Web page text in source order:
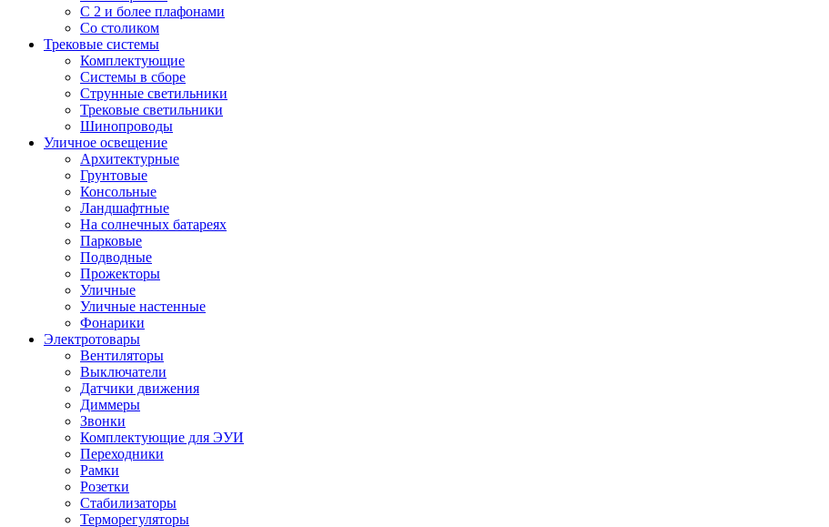
С 2 и более плафонами
Со столиком
Трековые системы
Комплектующие
Системы в сборе
Струнные светильники
Трековые светильники
Шинопроводы
Уличное освещение
Архитектурные
Грунтовые
Консольные
Ландшафтные
На солнечных батареях
Парковые
Подводные
Прожекторы
Уличные
Уличные настенные
Фонарики
Электротовары
Вентиляторы
Выключатели
Датчики движения
Диммеры
Звонки
Комплектующие для ЭУИ
Переходники
Рамки
Розетки
Стабилизаторы
Терморегуляторы